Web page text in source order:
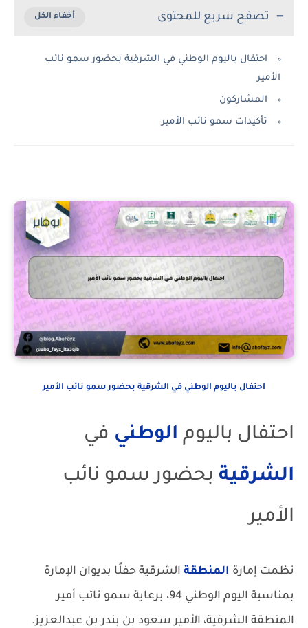
تصفح سريع للمحتوى
احتفال باليوم الوطني في الشرقية بحضور سمو نائب
الأمير
المشاركون
تأكيدات سمو نائب الأمير
احتفال باليوم الوطني في الشرقية بحضور سمو نائب الأمير
احتفال باليوم الوطني في
الشرقية بحضور سمو نائب
الأمير
نظمت إمارة المنطقة الشرقية حفلًا بديوان الإمارة
بمناسبة اليوم الوطني 94، برعاية سمو نائب أمير
المنطقة الشرقية، الأمير سعود بن بندر بن عبدالعزيز.